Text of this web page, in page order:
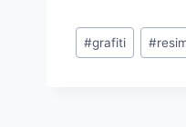
Post
Tags:
#grafiti #